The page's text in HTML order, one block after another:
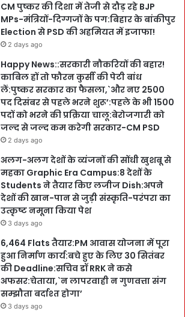
CM पुष्कर की दिशा में तेजी से दौड़ रहे BJP
MPs-मंत्रियों-दिग्गजों के पग:बिहार के बांकीपुर
Election से PSD की अहमियत में इजाफा!
2 days ago
Happy News::सरकारी नौकरियों की बहार!
काबिल हों तो फौरन कुर्सी की पेटी बांध
लें:पुष्कर सरकार का फैसला,`और नए 2500
पद दिसंबर से पहले भरने शुरू’:पहले के भी 1500
पदों को भरने की प्रक्रिया चालू:बेरोजगारी को
जल्द से जल्द कम करेगी सरकार-CM PSD
2 days ago
अलग-अलग देशों के व्यंजनों की सोंधी खुशबू से
महका Graphic Era Campus:8 देशों के
Students ने तैयार किए लजीज Dish:अपने
देशों की खान-पान से जुड़ी संस्कृति-परंपरा का
उत्कृष्ट नमूना किया पेश
3 days ago
6,464 Flats तैयार:PM आवास योजना में पूरा
हुआ निर्माण कार्य:बचे हुए के लिए 30 सितंबर
की Deadline:सचिव डॉ RRK ने कसे
अफसर:चेताया,`न लापरवाही न गुणवत्ता संग
सम्झौता बर्दाश्त होगा’
3 days ago